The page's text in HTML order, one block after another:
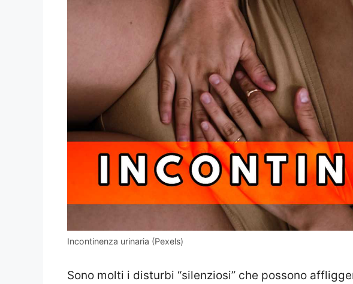
Incontinenza urinaria (Pexels)
Sono molti i disturbi “silenziosi” che possono